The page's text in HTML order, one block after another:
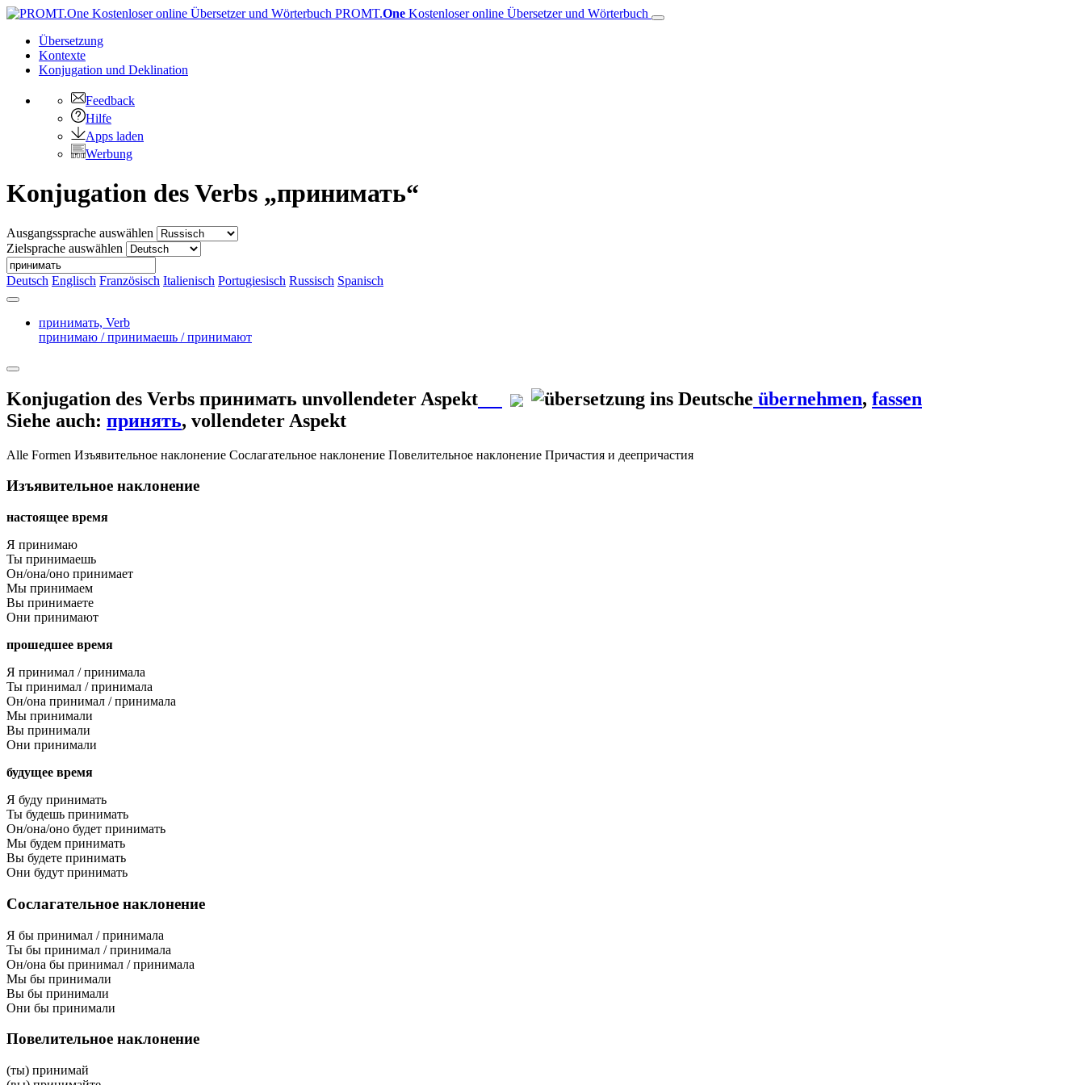
PROMT.One Kostenloser online Übersetzer und Wörterbuch
Übersetzung
Kontexte
Konjugation und Deklination
Feedback
Hilfe
Apps laden
Werbung
Konjugation des Verbs „принимать“
Ausgangssprache auswählen
Zielsprache auswählen
Deutsch Englisch Französisch Italienisch Portugiesisch Russisch Spanisch
принимать, Verb
принимаю / принимаешь / принимают
Konjugation des Verbs принимать unvollendeter Aspekt übernehmen, fassen
Siehe auch: принять, vollendeter Aspekt
Alle Formen Изъявительное наклонение Сослагательное наклонение Повелительное наклонение Причастия и деепричастия
Изъявительное наклонение
настоящее время
Я принимаю
Ты принимаешь
Он/она/оно принимает
Мы принимаем
Вы принимаете
Они принимают
прошедшее время
Я принимал / принимала
Ты принимал / принимала
Он/она принимал / принимала
Мы принимали
Вы принимали
Они принимали
будущее время
Я буду принимать
Ты будешь принимать
Он/она/оно будет принимать
Мы будем принимать
Вы будете принимать
Они будут принимать
Сослагательное наклонение
Я бы принимал / принимала
Ты бы принимал / принимала
Он/она бы принимал / принимала
Мы бы принимали
Вы бы принимали
Они бы принимали
Повелительное наклонение
(ты) принимай